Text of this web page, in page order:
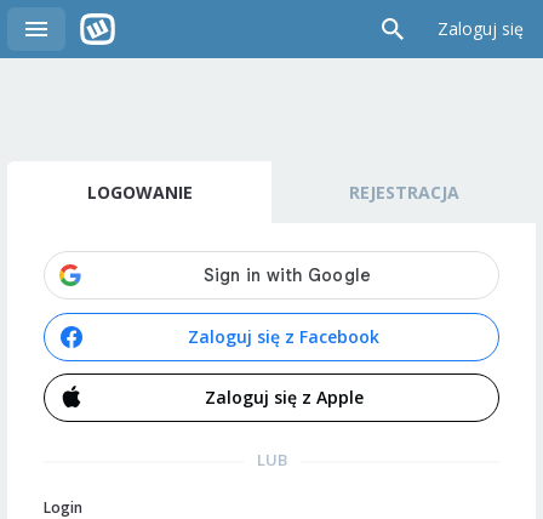
Zaloguj się
LOGOWANIE REJESTRACJA
Zaloguj się z Facebook
Zaloguj się z Apple
LUB
Login